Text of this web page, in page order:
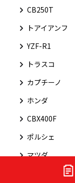
CB250T
トアイアンフ
YZF-R1
トラスコ
カプチーノ
ホンダ
CBX400F
ポルシェ
マツダ